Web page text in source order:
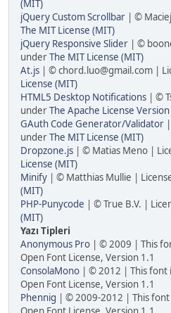
(MIT)
jQuery Custom Scrollbar | ©
The MIT License (MIT)
jQuery Responsive Slider | ©
underThe MIT License (MIT)
At.js | © chord.luo@gmail.com |
License (MIT)
HTML5 Desktop Notifications | ©
underThe Apache License
GAuth Code Generator/Validator
underThe MIT License (MIT)
Dropzone.js | © Matias Meno |
License (MIT)
Minify | © Matthias Mullie |
(MIT)
PHP-Punycode | © True B.V. |
(MIT)
Yazı Tipleri
Anonymous Pro | © 2009 | This
Open Font License, Version 1.1
ConsolaMono | © 2012 | This font
Open Font License, Version 1.1
Phennig | © 2009-2012 | This font